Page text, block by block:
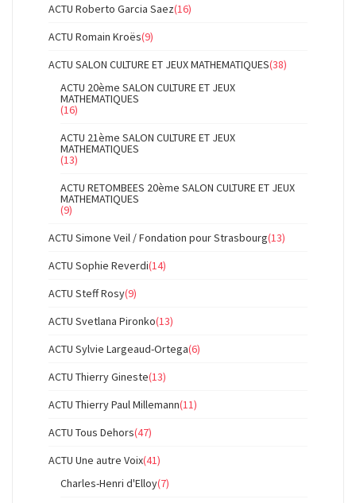
ACTU Roberto Garcia Saez(16)
ACTU Romain Kroës(9)
ACTU SALON CULTURE ET JEUX MATHEMATIQUES(38)
ACTU 20ème SALON CULTURE ET JEUX
MATHEMATIQUES
(16)
ACTU 21ème SALON CULTURE ET JEUX
MATHEMATIQUES
(13)
ACTU RETOMBEES 20ème SALON CULTURE ET JEUX
MATHEMATIQUES
(9)
ACTU Simone Veil / Fondation pour Strasbourg(13)
ACTU Sophie Reverdi(14)
ACTU Steff Rosy(9)
ACTU Svetlana Pironko(13)
ACTU Sylvie Largeaud-Ortega(6)
ACTU Thierry Gineste(13)
ACTU Thierry Paul Millemann(11)
ACTU Tous Dehors(47)
ACTU Une autre Voix(41)
Charles-Henri d'Elloy(7)